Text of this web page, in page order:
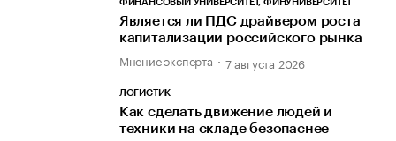
ФИНАНСОВЫЙ УНИВЕРСИТЕТ, ФИНУНИВЕРСИТЕТ
Является ли ПДС драйвером роста
капитализации российского рынка
Мнение эксперта 7 августа 2026
ЛОГИСТИК
Как сделать движение людей и
техники на складе безопаснее